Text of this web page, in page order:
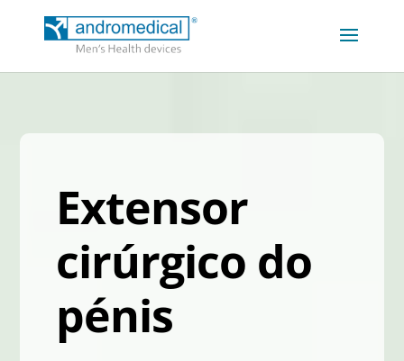
Extensor
cirúrgico do
pénis